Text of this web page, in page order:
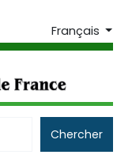
Français
Chercher